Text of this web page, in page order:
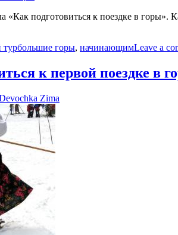
«Как подготовиться к поездке в
турбольшие горы, начинающимLeave a
к первой поездке в
Zima